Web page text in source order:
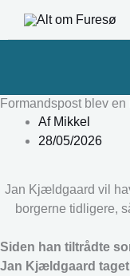
Formandspost blev
AfMikkel
28/05/2026
Jan Kjældgaard vil
borgerne tidligere,
Siden han tiltrådte
Jan Kjældgaard